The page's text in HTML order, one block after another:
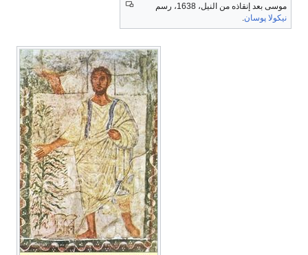
موسى بعد إنقاذه من النيل، 1638، رسم
نيكولا پوسان